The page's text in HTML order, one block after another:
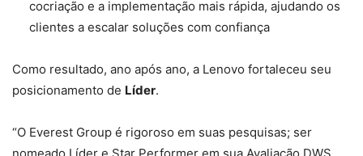
cocriação e a implementação mais rápida, ajudando os
clientes a escalar soluções com confiança
Como resultado, ano após ano, a Lenovo fortaleceu seu
posicionamento de Líder.
“O Everest Group é rigoroso em suas pesquisas; ser